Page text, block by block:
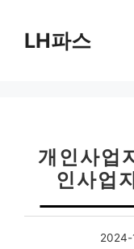
LH파스
개인사업
인사업